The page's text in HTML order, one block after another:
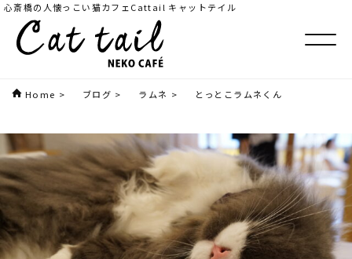
心斎橋の人懐っこい猫カフェCattail キャットテイル
Home > ブログ > ラムネ > とっとこラムネくん